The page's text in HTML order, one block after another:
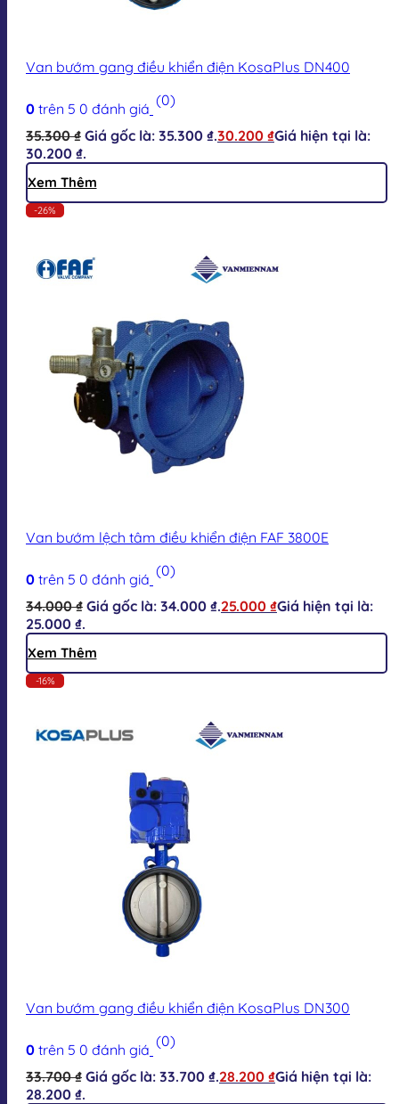
Van bướm gang điều khiển điện KosaPlus DN400
0 trên 5 0 đánh giá (0)
35.300₫ Giá gốc là: 35.300 ₫.30.200 ₫Giá hiện tại là:
30.200 ₫.
Xem Thêm
-26%
Van bướm lệch tâm điều khiển điện FAF 3800E
0 trên 5 0 đánh giá (0)
34.000₫ Giá gốc là: 34.000 ₫.25.000 ₫Giá hiện tại là:
25.000 ₫.
Xem Thêm
-16%
Van bướm gang điều khiển điện KosaPlus DN300
0 trên 5 0 đánh giá (0)
33.700₫ Giá gốc là: 33.700 ₫.28.200 ₫Giá hiện tại là:
28.200 ₫.